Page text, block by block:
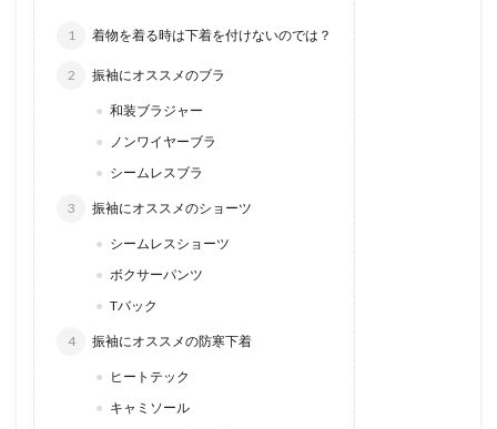
1 着物を着る時は下着を付けないのでは？
2 振袖にオススメのブラ
和装ブラジャー
ノンワイヤーブラ
シームレスブラ
3 振袖にオススメのショーツ
シームレスショーツ
ボクサーパンツ
Tバック
4 振袖にオススメの防寒下着
ヒートテック
キャミソール